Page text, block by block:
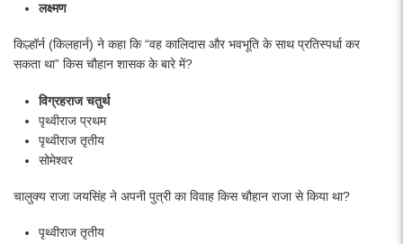
लक्ष्मण
किल्हॉर्न (किलहार्न) ने कहा कि “वह कालिदास और भवभूति के साथ प्रतिस्पर्धा कर
सकता था” किस चौहान शासक के बारे में?
विग्रहराज चतुर्थ
पृथ्वीराज प्रथम
पृथ्वीराज तृतीय
सोमेश्वर
चालुक्य राजा जयसिंह ने अपनी पुत्री का विवाह किस चौहान राजा से किया था?
पृथ्वीराज तृतीय